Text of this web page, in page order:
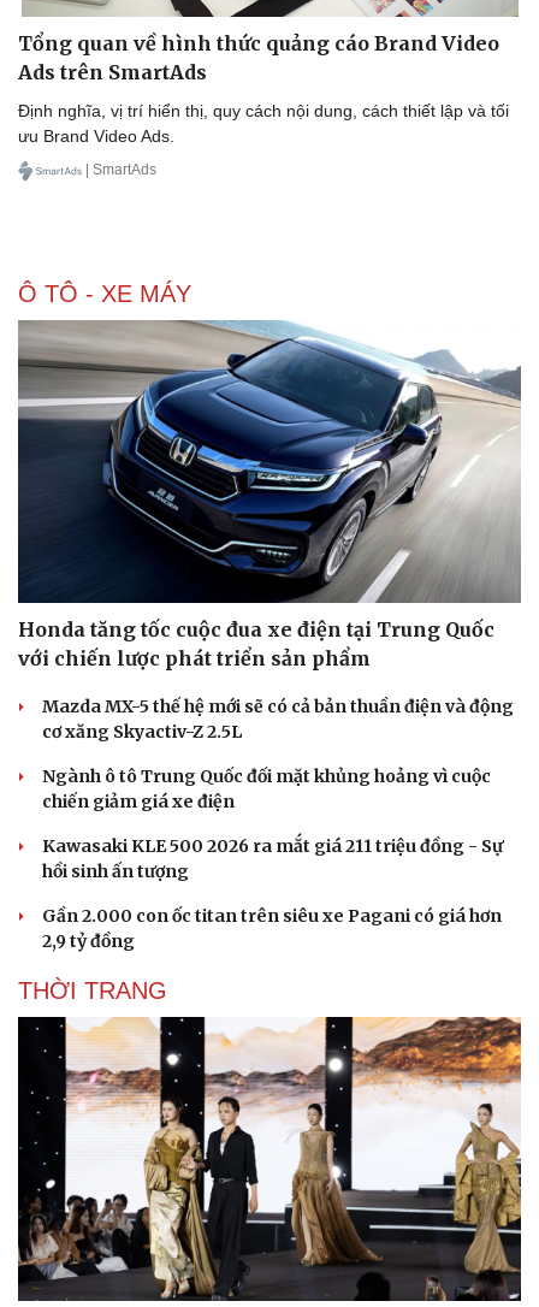
Sức khỏe
Dinh dưỡng - món ngon
Cây thuốc
Sản phụ khoa
Đời sống
Nhà đẹp
Blog
Tình yêu - Gia đình
Tổng quan về hình thức quảng cáo Brand Video
Ads trên SmartAds
Định nghĩa, vị trí hiển thị, quy cách nội dung, cách thiết lập và tối
ưu Brand Video Ads.
| SmartAds
Ô TÔ - XE MÁY
Honda tăng tốc cuộc đua xe điện tại Trung Quốc
với chiến lược phát triển sản phẩm
Mazda MX-5 thế hệ mới sẽ có cả bản thuần điện và động
cơ xăng Skyactiv-Z 2.5L
Ngành ô tô Trung Quốc đối mặt khủng hoảng vì cuộc
chiến giảm giá xe điện
Kawasaki KLE 500 2026 ra mắt giá 211 triệu đồng - Sự
hồi sinh ấn tượng
Gần 2.000 con ốc titan trên siêu xe Pagani có giá hơn
2,9 tỷ đồng
THỜI TRANG